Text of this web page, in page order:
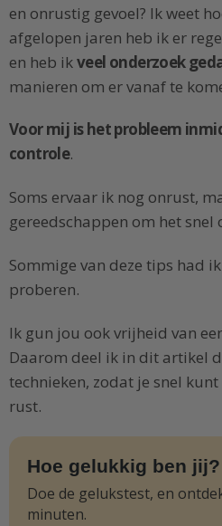
en onrustig gevoel? Ik weet
afgelopen jaren heb ik er
en heb ikveel onderzoek
manieren om er vanaf te
Voor mij is het probleem
controle.
Soms ervaar ik nog onrust,
gereedschappen om het
Sommige van deze tips had ik
proberen.
Ik gun jou ook vrijheid van
Daarom deel ik in dit artikel
technieken, zodat je snel
rust.
Hoe gelukkig ben jij?
Doe de gelukstest, en
minuten.